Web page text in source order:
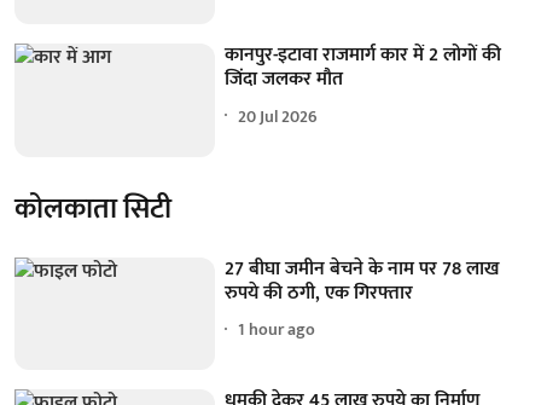
कानपुर-इटावा राजमार्ग कार में 2 लोगों की
जिंदा जलकर मौत
20 Jul 2026
कोलकाता सिटी
27 बीघा जमीन बेचने के नाम पर 78 लाख
रुपये की ठगी, एक गिरफ्तार
1 hour ago